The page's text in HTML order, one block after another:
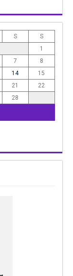
S
S
1
7
8
14
15
21
22
28